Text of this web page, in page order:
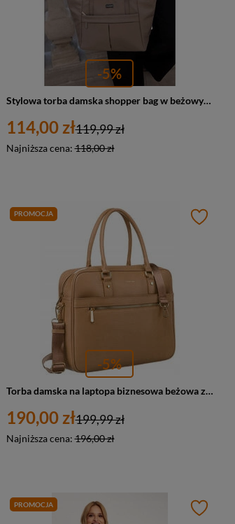
-5%
Stylowa torba damska shopper bag w beżowym kolorze - Peterson CTY-08
114,00 zł
Najniższa cena:118,00 zł
119,99 zł
PROMOCJA
-5%
Torba damska na laptopa biznesowa beżowa ze skóry eko wzór skóry węża - Peterson 1294
190,00 zł
Najniższa cena:196,00 zł
199,99 zł
PROMOCJA